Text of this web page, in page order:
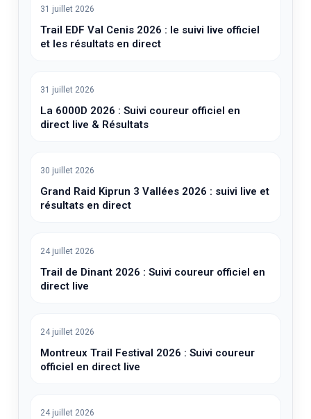
31 juillet 2026
Trail EDF Val Cenis 2026 : le suivi live officiel
et les résultats en direct
31 juillet 2026
La 6000D 2026 : Suivi coureur officiel en
direct live & Résultats
30 juillet 2026
Grand Raid Kiprun 3 Vallées 2026 : suivi live et
résultats en direct
24 juillet 2026
Trail de Dinant 2026 : Suivi coureur officiel en
direct live
24 juillet 2026
Montreux Trail Festival 2026 : Suivi coureur
officiel en direct live
24 juillet 2026